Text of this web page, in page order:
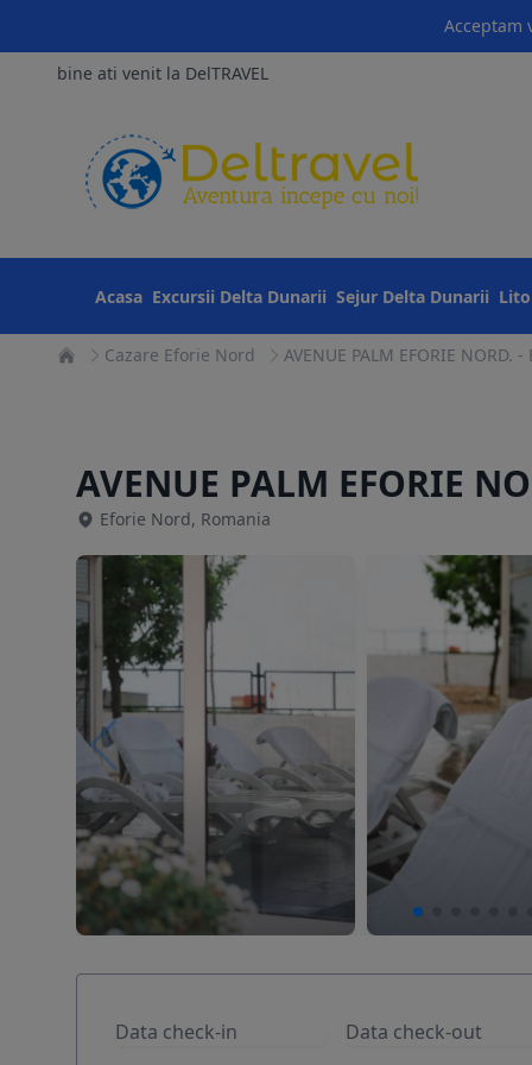
Acceptam
bine ati venit la DelTRAVEL
Acasa Excursii Delta Dunarii Sejur Delta Dunarii
Cazare Eforie Nord AVENUE PALM EFORIE NORD.
AVENUE PALM EFORIE
Eforie Nord, Romania